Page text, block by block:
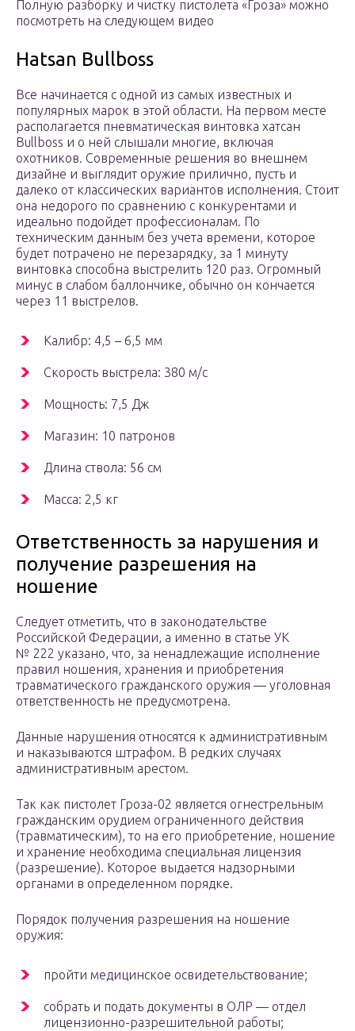
Полную разборку и чистку пистолета «Гроза» можно
посмотреть на следующем видео
Hatsan Bullboss
Все начинается с одной из самых известных и
популярных марок в этой области. На первом месте
располагается пневматическая винтовка хатсан
Bullboss и о ней слышали многие, включая
охотников. Современные решения во внешнем
дизайне и выглядит оружие прилично, пусть и
далеко от классических вариантов исполнения. Стоит
она недорого по сравнению с конкурентами и
идеально подойдет профессионалам. По
техническим данным без учета времени, которое
будет потрачено не перезарядку, за 1 минуту
винтовка способна выстрелить 120 раз. Огромный
минус в слабом баллончике, обычно он кончается
через 11 выстрелов.
Калибр: 4,5 – 6,5 мм
Скорость выстрела: 380 м/с
Мощность: 7,5 Дж
Магазин: 10 патронов
Длина ствола: 56 см
Масса: 2,5 кг
Ответственность за нарушения и
получение разрешения на
ношение
Следует отметить, что в законодательстве
Российской Федерации, а именно в статье УК
№ 222 указано, что, за ненадлежащие исполнение
правил ношения, хранения и приобретения
травматического гражданского оружия — уголовная
ответственность не предусмотрена.
Данные нарушения относятся к административным
и наказываются штрафом. В редких случаях
административным арестом.
Так как пистолет Гроза-02 является огнестрельным
гражданским орудием ограниченного действия
(травматическим), то на его приобретение, ношение
и хранение необходима специальная лицензия
(разрешение). Которое выдается надзорными
органами в определенном порядке.
Порядок получения разрешения на ношение
оружия:
пройти медицинское освидетельствование;
собрать и подать документы в ОЛР — отдел
лицензионно-разрешительной работы;